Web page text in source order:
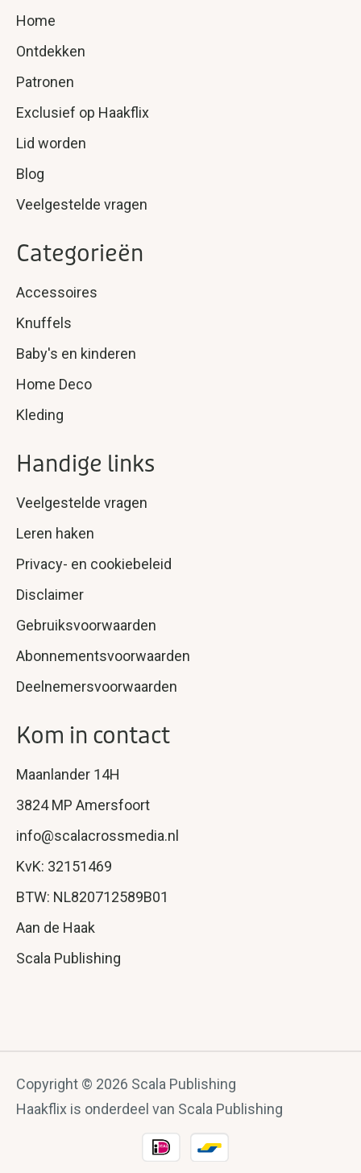
Home
Ontdekken
Patronen
Exclusief op Haakflix
Lid worden
Blog
Veelgestelde vragen
Categorieën
Accessoires
Knuffels
Baby's en kinderen
Home Deco
Kleding
Handige links
Veelgestelde vragen
Leren haken
Privacy- en cookiebeleid
Disclaimer
Gebruiksvoorwaarden
Abonnementsvoorwaarden
Deelnemersvoorwaarden
Kom in contact
Maanlander 14H
3824 MP Amersfoort
info@scalacrossmedia.nl
KvK: 32151469
BTW: NL820712589B01
Aan de Haak
Scala Publishing
Copyright © 2026 Scala Publishing
Haakflix is onderdeel van Scala Publishing